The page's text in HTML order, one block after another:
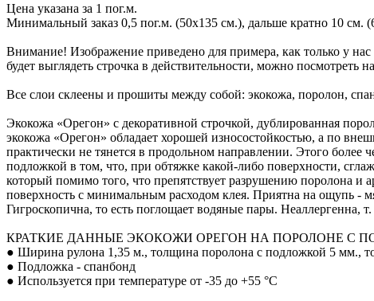
Цена указана за 1 пог.м.
Минимальный заказ 0,5 пог.м. (50х135 см.), дальше кратно 10 см.
Внимание! Изображение приведено для примера, как только у
будет выглядеть строчка в действительности, можно
Все слои склеены и прошиты между собой: экокожа, поролон,
Экокожа «Орегон» с декоративной строчкой, дублированная
экокожа «Орегон» обладает хорошей износостойкостью, а по
практически не тянется в продольном направлении. Этого
подложкой в том, что, при обтяжке какой-либо поверхности,
который помимо того, что препятствует разрушению поролона и
поверхность с минимальным расходом клея. Приятна на ощупь -
Гигроскопична, то есть поглощает водяные пары. Неаллергенна,
КРАТКИЕ ДАННЫЕ ЭКОКОЖИ ОРЕГОН НА ПОРОЛОНЕ С
● Ширина рулона 1,35 м., толщина поролона с подложкой 5 мм.,
● Подложка - спанбонд
● Используется при температуре от -35 до +55 °С